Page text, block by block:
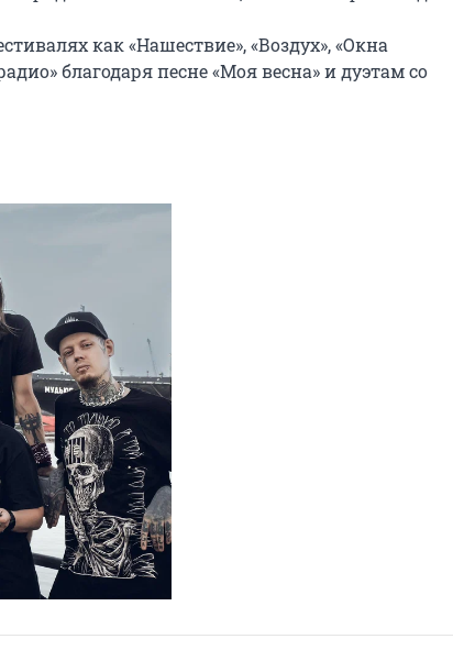
как «Нашествие», «Воздух», «Окна
благодаря песне «Моя весна» и дуэтам со